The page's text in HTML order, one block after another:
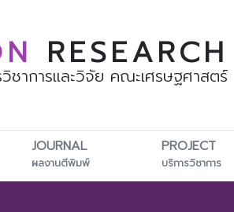
RESEARCH
ชาการและวิจัย คณะเศรษฐศาสตร์
JOURNAL
ผลงานตีพิมพ์
PROJECT
บริการวิชาการ